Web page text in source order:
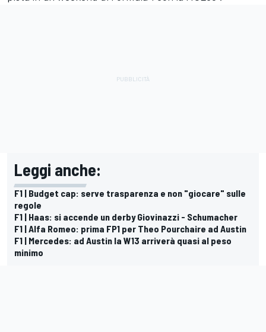
Leggi anche:
F1 | Budget cap: serve trasparenza e non "giocare" sulle
regole
F1 | Haas: si accende un derby Giovinazzi - Schumacher
F1 | Alfa Romeo: prima FP1 per Theo Pourchaire ad Austin
F1 | Mercedes: ad Austin la W13 arriverà quasi al peso
minimo